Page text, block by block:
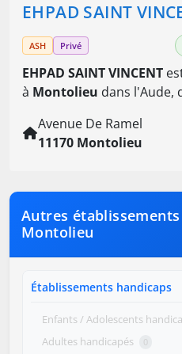
EHPAD SAINT
ASH Privé
EHPAD SAINT VINCENT
à Montolieu dans l'Aude,
Avenue De Ramel
11170 Montolieu
Autres
Montolieu
Établissements handicaps
Enfants / Adolescents
Adultes handicapés 0